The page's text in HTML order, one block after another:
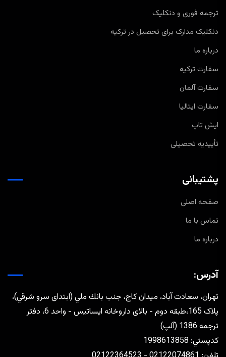
ترجمه فوری و دنکلیک
دنکلیک مدارک برای تحصیل در ترکیه
درباره ما
سفارت ترکیه
سفارت آلمان
سفارت ایتالیا
ایش تاپ
تأییدیه تحصیلی
پشتیبانی
صفحه اصلی
تماس با ما
درباره ما
آدرس:
تهران، سعادت آباد، ميدان كاج، جنب بانك ملي (ابتدای سرو شرقي)،
پلاک 165،طبقه دوم - بالای داروخانه ایساتیس - واحد 6، دفتر
ترجمه 1386 (آلپ)
كدپستي: 1998613858